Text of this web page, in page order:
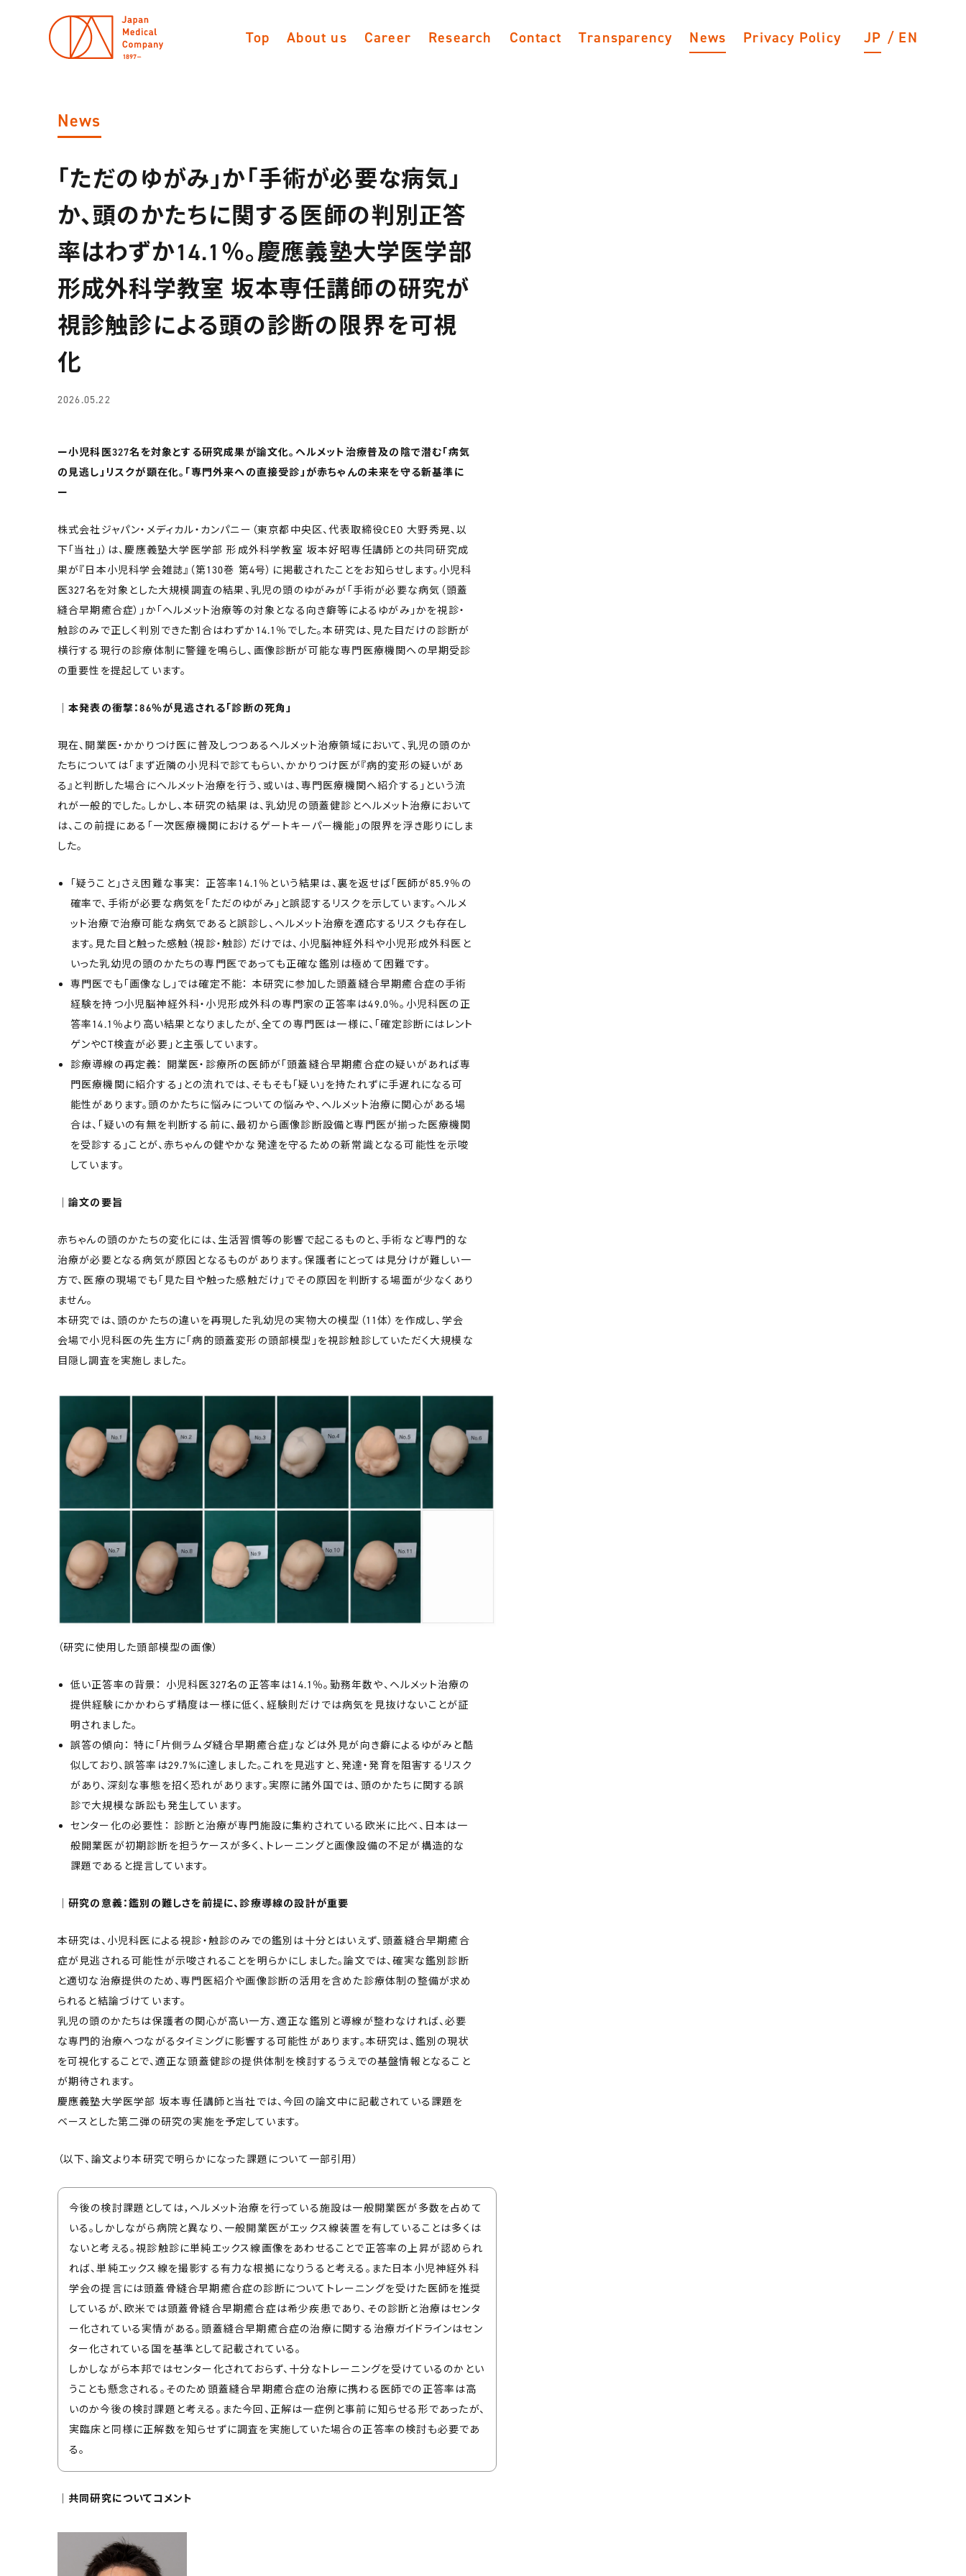
Top About us Career Research Contact Transparency News Privacy Policy JP EN
News
「ただのゆがみ」か「手術が必要な病気」
か、頭のかたちに関する医師の判別正答
率はわずか14.1％。慶應義塾大学医学部
形成外科学教室 坂本専任講師の研究が
視診触診による頭の診断の限界を可視
化
2026.05.22
ー小児科医327名を対象とする研究成果が論文化。ヘルメット治療普及の陰で潜む「病気
の見逃し」リスクが顕在化。「専門外来への直接受診」が赤ちゃんの未来を守る新基準に
ー
株式会社ジャパン・メディカル・カンパニー（東京都中央区、代表取締役CEO 大野秀晃、以
下「当社」）は、慶應義塾大学医学部 形成外科学教室 坂本好昭専任講師との共同研究成
果が『日本小児科学会雑誌』（第130巻 第4号）に掲載されたことをお知らせします。小児科
医327名を対象とした大規模調査の結果、乳児の頭のゆがみが「手術が必要な病気（頭蓋
縫合早期癒合症）」か「ヘルメット治療等の対象となる向き癖等によるゆがみ」かを視診・
触診のみで正しく判別できた割合はわずか14.1％でした。本研究は、見た目だけの診断が
横行する現行の診療体制に警鐘を鳴らし、画像診断が可能な専門医療機関への早期受診
の重要性を提起しています。
│本発表の衝撃：86％が見逃される「診断の死角」
現在、開業医・かかりつけ医に普及しつつあるヘルメット治療領域において、乳児の頭のか
たちについては「まず近隣の小児科で診てもらい、かかりつけ医が『病的変形の疑いがあ
る』と判断した場合にヘルメット治療を行う、或いは、専門医療機関へ紹介する」という流
れが一般的でした。しかし、本研究の結果は、乳幼児の頭蓋健診とヘルメット治療において
は、この前提にある「一次医療機関におけるゲートキーパー機能」の限界を浮き彫りにしま
した。
「疑うこと」さえ困難な事実： 正答率14.1％という結果は、裏を返せば「医師が85.9％の
確率で、手術が必要な病気を「ただのゆがみ」と誤認するリスクを示しています。ヘルメ
ット治療で治療可能な病気であると誤診し、ヘルメット治療を適応するリスクも存在し
ます。見た目と触った感触（視診・触診）だけでは、小児脳神経外科や小児形成外科医と
いった乳幼児の頭のかたちの専門医であっても正確な鑑別は極めて困難です。
専門医でも「画像なし」では確定不能： 本研究に参加した頭蓋縫合早期癒合症の手術
経験を持つ小児脳神経外科・小児形成外科の専門家の正答率は49.0％。小児科医の正
答率14.1％より高い結果となりましたが、全ての専門医は一様に、「確定診断にはレント
ゲンやCT検査が必要」と主張しています。
診療導線の再定義： 開業医・診療所の医師が「頭蓋縫合早期癒合症の疑いがあれば専
門医療機関に紹介する」との流れでは、そもそも「疑い」を持たれずに手遅れになる可
能性があります。頭のかたちに悩みについての悩みや、ヘルメット治療に関心がある場
合は、「疑いの有無を判断する前に、最初から画像診断設備と専門医が揃った医療機関
を受診する」ことが、赤ちゃんの健やかな発達を守るための新常識となる可能性を示唆
しています。
│論文の要旨
赤ちゃんの頭のかたちの変化には、生活習慣等の影響で起こるものと、手術など専門的な
治療が必要となる病気が原因となるものがあります。保護者にとっては見分けが難しい一
方で、医療の現場でも「見た目や触った感触だけ」でその原因を判断する場面が少なくあり
ません。
本研究では、頭のかたちの違いを再現した乳幼児の実物大の模型（11体）を作成し、学会
会場で小児科医の先生方に「病的頭蓋変形の頭部模型」を視診触診していただく大規模な
目隠し調査を実施しました。
（研究に使用した頭部模型の画像）
低い正答率の背景： 小児科医327名の正答率は14.1％。勤務年数や、ヘルメット治療の
提供経験にかかわらず精度は一様に低く、経験則だけでは病気を見抜けないことが証
明されました。
誤答の傾向： 特に「片側ラムダ縫合早期癒合症」などは外見が向き癖によるゆがみと酷
似しており、誤答率は29.7%に達しました。これを見逃すと、発達・発育を阻害するリスク
があり、深刻な事態を招く恐れがあります。実際に諸外国では、頭のかたちに関する誤
診で大規模な訴訟も発生しています。
センター化の必要性： 診断と治療が専門施設に集約されている欧米に比べ、日本は一
般開業医が初期診断を担うケースが多く、トレーニングと画像設備の不足が構造的な
課題であると提言しています。
│研究の意義：鑑別の難しさを前提に、診療導線の設計が重要
本研究は、小児科医による視診・触診のみでの鑑別は十分とはいえず、頭蓋縫合早期癒合
症が見逃される可能性が示唆されることを明らかにしました。論文では、確実な鑑別診断
と適切な治療提供のため、専門医紹介や画像診断の活用を含めた診療体制の整備が求め
られると結論づけています。
乳児の頭のかたちは保護者の関心が高い一方、適正な鑑別と導線が整わなければ、必要
な専門的治療へつながるタイミングに影響する可能性があります。本研究は、鑑別の現状
を可視化することで、適正な頭蓋健診の提供体制を検討するうえでの基盤情報となること
が期待されます。
慶應義塾大学医学部 坂本専任講師と当社では、今回の論文中に記載されている課題を
ベースとした第二弾の研究の実施を予定しています。
（以下、論文より本研究で明らかになった課題について一部引用）
今後の検討課題としては，ヘルメット治療を行っている施設は一般開業医が多数を占めて
いる。しかしながら病院と異なり、一般開業医がエックス線装置を有していることは多くは
ないと考える。視診触診に単純エックス線画像をあわせることで正答率の上昇が認められ
れば、単純エックス線を撮影する有力な根拠になりうると考える。また日本小児神経外科
学会の提言には頭蓋骨縫合早期癒合症の診断についてトレーニングを受けた医師を推奨
しているが、欧米では頭蓋骨縫合早期癒合症は希少疾患であり、その診断と治療はセンタ
ー化されている実情がある。頭蓋縫合早期癒合症の治療に関する治療ガイドラインはセン
ター化されている国を基準として記載されている。
しかしながら本邦ではセンター化されておらず、十分なトレーニングを受けているのかとい
うことも懸念される。そのため頭蓋縫合早期癒合症の治療に携わる医師での正答率は高
いのか今後の検討課題と考える。また今回、正解は一症例と事前に知らせる形であったが、
実臨床と同様に正解数を知らせずに調査を実施していた場合の正答率の検討も必要であ
る。
│共同研究についてコメント